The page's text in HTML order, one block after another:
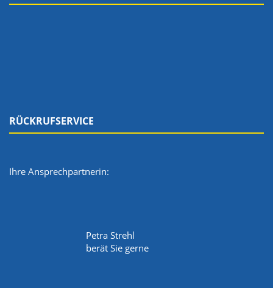
RÜCKRUFSERVICE
Ihre Ansprechpartnerin:
Petra Strehl
berät Sie gerne